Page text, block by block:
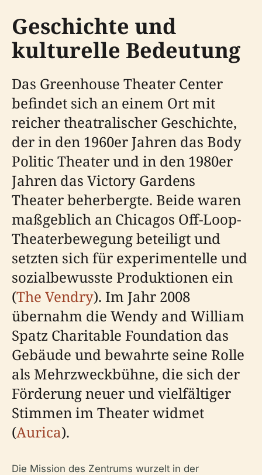
Geschichte und
kulturelle Bedeutung
Das Greenhouse Theater Center
befindet sich an einem Ort mit
reicher theatralischer Geschichte,
der in den 1960er Jahren das Body
Politic Theater und in den 1980er
Jahren das Victory Gardens
Theater beherbergte. Beide waren
maßgeblich an Chicagos Off-Loop-
Theaterbewegung beteiligt und
setzten sich für experimentelle und
sozialbewusste Produktionen ein
(The Vendry). Im Jahr 2008
übernahm die Wendy and William
Spatz Charitable Foundation das
Gebäude und bewahrte seine Rolle
als Mehrzweckbühne, die sich der
Förderung neuer und vielfältiger
Stimmen im Theater widmet
(Aurica).
Die Mission des Zentrums wurzelt in der